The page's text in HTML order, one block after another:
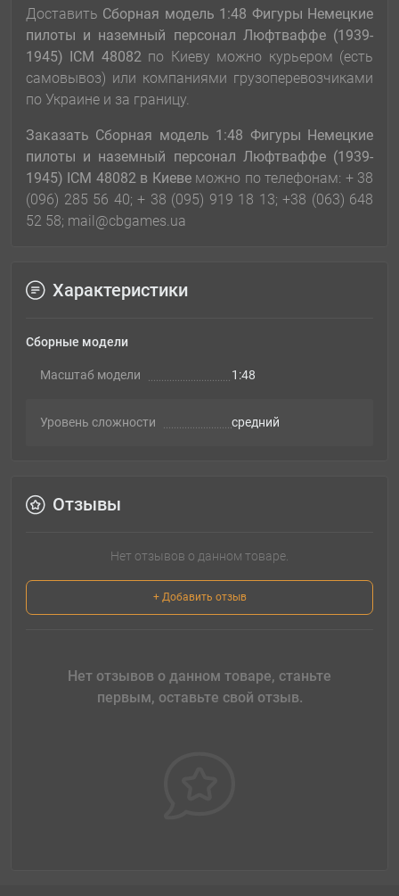
Доставить Сборная модель 1:48 Фигуры Немецкие
пилоты и наземный персонал Люфтваффе (1939-
1945) ICM 48082 по Киеву можно курьером (есть
самовывоз) или компаниями грузоперевозчиками
по Украине и за границу.
Заказать Сборная модель 1:48 Фигуры Немецкие
пилоты и наземный персонал Люфтваффе (1939-
1945) ICM 48082в Киевеможно по телефонам: + 38
(096) 285 56 40; + 38 (095) 919 18 13; +38 (063) 648
52 58; mail@cbgames.ua
Характеристики
Сборные модели
Масштаб модели 1:48
Уровень сложности cредний
Отзывы
Нет отзывов о данном товаре.
+ Добавить отзыв
Нет отзывов о данном товаре, станьте
первым, оставьте свой отзыв.